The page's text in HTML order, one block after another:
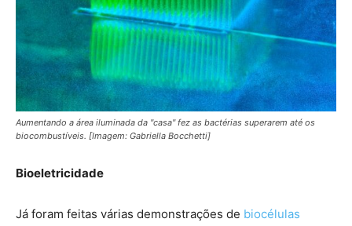
Aumentando a área iluminada da "casa" fez as bactérias superarem até os
biocombustíveis. [Imagem: Gabriella Bocchetti]
Bioeletricidade
Já foram feitas várias demonstrações de biocélulas